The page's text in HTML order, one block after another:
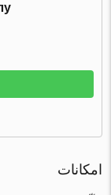
امکانات